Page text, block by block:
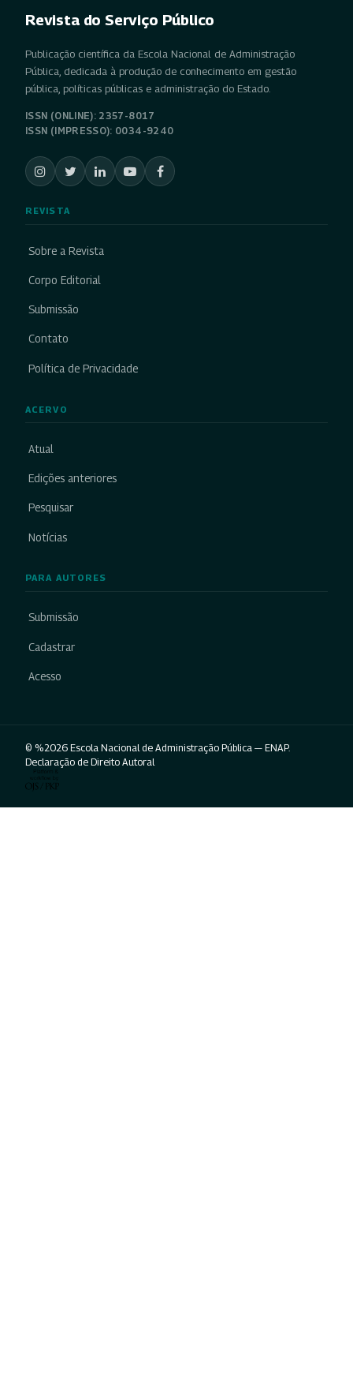
Revista do Serviço Público
Publicação científica da Escola Nacional de Administração
Pública, dedicada à produção de conhecimento em gestão
pública, políticas públicas e administração do Estado.
ISSN (ONLINE): 2357-8017
ISSN (IMPRESSO): 0034-9240
REVISTA
Sobre a Revista
Corpo Editorial
Submissão
Contato
Política de Privacidade
ACERVO
Atual
Edições anteriores
Pesquisar
Notícias
PARA AUTORES
Submissão
Cadastrar
Acesso
© %2026 Escola Nacional de Administração Pública — ENAP.
Declaração de Direito Autoral